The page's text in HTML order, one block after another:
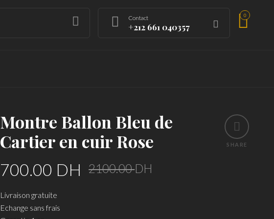
Contact
+212 661 040357
0
SHARE
Montre Ballon Bleu de
Cartier en cuir Rose
2100.00DH
700.00 DH
Livraison gratuite
Echange sans frais